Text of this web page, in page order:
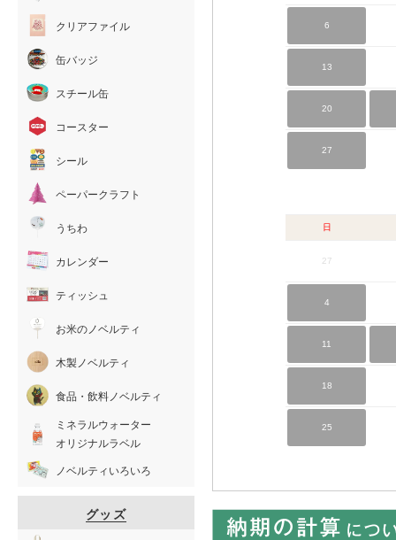
6
13
20
27
日
27
4
11
18
25
クリアファイル
缶バッジ
スチール缶
コースター
シール
ペーパークラフト
うちわ
カレンダー
ティッシュ
お米のノベルティ
木製ノベルティ
食品・飲料ノベルティ
ミネラルウォーター
オリジナルラベル
ノベルティいろいろ
グッズ